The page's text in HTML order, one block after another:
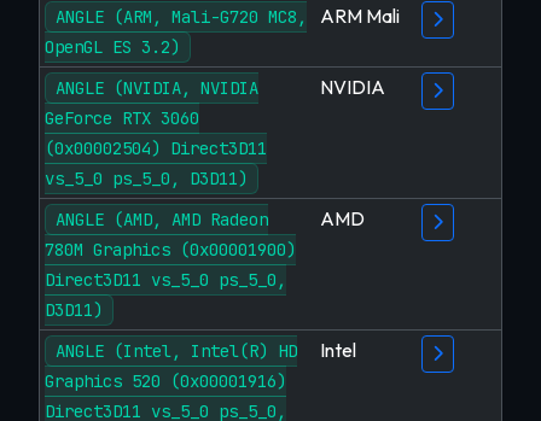
ANGLE (ARM, Mali-G720 MC8,
OpenGL ES 3.2)
ARM Mali
ANGLE (NVIDIA, NVIDIA
GeForce RTX 3060
(0x00002504) Direct3D11
vs_5_0 ps_5_0, D3D11)
NVIDIA
ANGLE (AMD, AMD Radeon
780M Graphics (0x00001900)
Direct3D11 vs_5_0 ps_5_0,
D3D11)
AMD
ANGLE (Intel, Intel(R) HD
Graphics 520 (0x00001916)
Direct3D11 vs_5_0 ps_5_0,
Intel